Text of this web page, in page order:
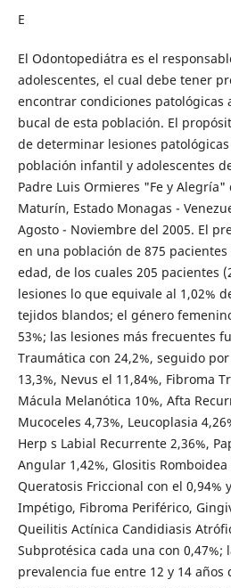
E
El Odontopediátra es el
adolescentes, el cual debe tener
encontrar condiciones patológicas
bucal de esta población. El
de determinar lesiones
población infantil y adolescentes
Padre Luis Ormieres "Fe y
Maturín, Estado Monagas -
Agosto - Noviembre del 2005. El
en una población de 875
edad, de los cuales 205 pacientes
lesiones lo que equivale al 1,02%
tejidos blandos; el género
53%; las lesiones más frecuentes
Traumática con 24,2%, seguido
13,3%, Nevus el 11,84%, Fibroma
Mácula Melanótica 10%, Afta
Mucoceles 4,73%, Leucoplasia
Herp s Labial Recurrente 2,36%,
Angular 1,42%, Glositis
Queratosis Friccional con el 0,94%
Impétigo, Fibroma Periférico,
Queilitis Actínica Candidiasis
Subprotésica cada una con 0,47%;
prevalencia fue entre 12 y 14 años